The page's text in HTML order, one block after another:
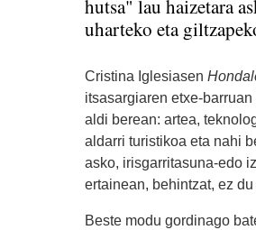
hutsa" lau haizetara
uharteko eta
Cristina Iglesiasen
itsasargiaren etxe-
aldi berean: artea,
aldarri turistikoa eta nahi
asko, irisgarritasuna-edo
ertainean, behintzat, ez
Beste modu gordinago